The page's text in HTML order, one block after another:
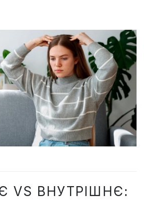
VS ВНУТРІШНЄ: